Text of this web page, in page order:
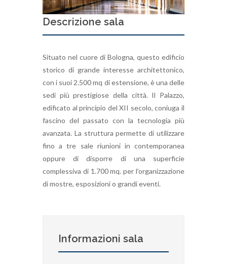
Descrizione sala
Situato nel cuore di Bologna, questo edificio
storico di grande interesse architettonico,
con i suoi 2.500 mq di estensione, è una delle
sedi più prestigiose della città. Il Palazzo,
edificato al principio del XII secolo, coniuga il
fascino del passato con la tecnologia più
avanzata. La struttura permette di utilizzare
fino a tre sale riunioni in contemporanea
oppure di disporre di una superficie
complessiva di 1.700 mq. per l’organizzazione
di mostre, esposizioni o grandi eventi.
Informazioni sala